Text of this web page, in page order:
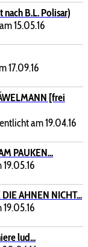
nach B.L. Polisar)
15.05.16
17.09.16
[frei
am 19.04.16
PAUKEN...
AHNEN NICHT...
lud...